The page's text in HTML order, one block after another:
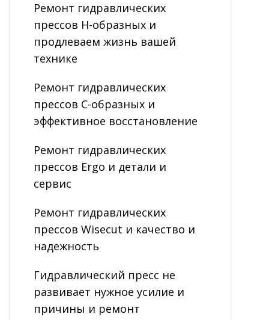
Ремонт гидравлических
прессов H-образных и
продлеваем жизнь вашей
технике
Ремонт гидравлических
прессов C-образных и
эффективное восстановление
Ремонт гидравлических
прессов Ergo и детали и
сервис
Ремонт гидравлических
прессов Wisecut и качество и
надежность
Гидравлический пресс не
развивает нужное усилие и
причины и ремонт